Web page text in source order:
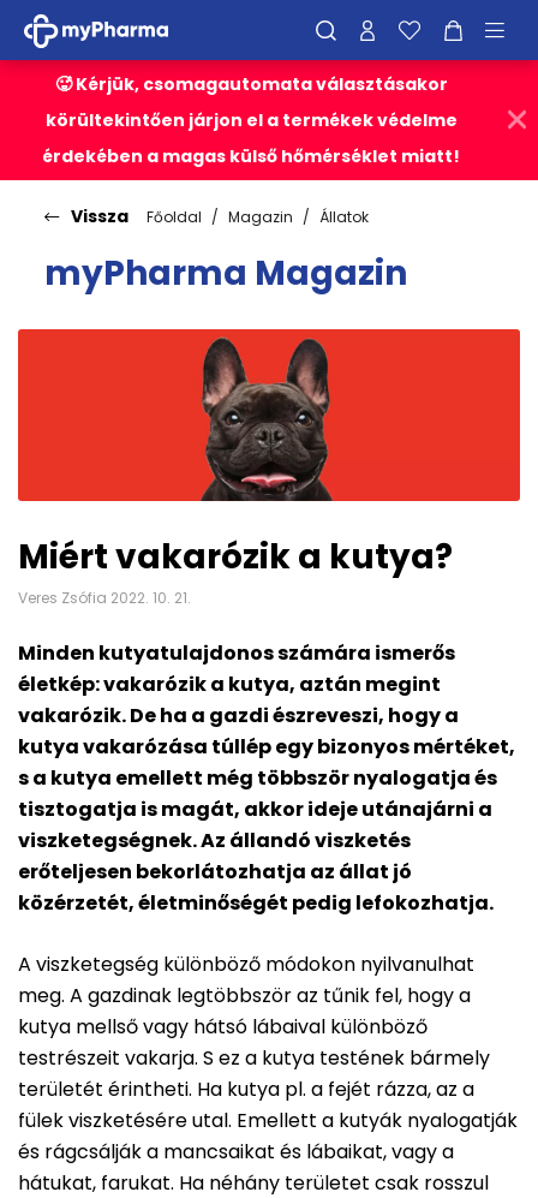
🥵 Kérjük, csomagautomata választásakor
körültekintően járjon el a termékek védelme
érdekében a magas külső hőmérséklet miatt!
Vissza Főoldal Magazin Állatok
myPharma Magazin
Miért vakarózik a kutya?
Veres Zsófia 2022. 10. 21.
Minden kutyatulajdonos számára ismerős
életkép: vakarózik a kutya, aztán megint
vakarózik. De ha a gazdi észreveszi, hogy a
kutya vakarózása túllép egy bizonyos mértéket,
s a kutya emellett még többször nyalogatja és
tisztogatja is magát, akkor ideje utánajárni a
viszketegségnek. Az állandó viszketés
erőteljesen bekorlátozhatja az állat jó
közérzetét, életminőségét pedig lefokozhatja.
A viszketegség különböző módokon nyilvanulhat
meg. A gazdinak legtöbbször az tűnik fel, hogy a
kutya mellső vagy hátsó lábaival különböző
testrészeit vakarja. S ez a kutya testének bármely
területét érintheti. Ha kutya pl. a fejét rázza, az a
fülek viszketésére utal. Emellett a kutyák nyalogatják
és rágcsálják a mancsaikat és lábaikat, vagy a
hátukat, farukat. Ha néhány területet csak rosszul